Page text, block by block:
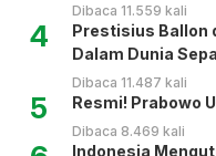
Dibaca 11.559 kali
4
Prestisius Ballon
Dalam Dunia
Dibaca 11.487 kali
5 Resmi! Prabowo
Dibaca 8.469 kali
Indonesia